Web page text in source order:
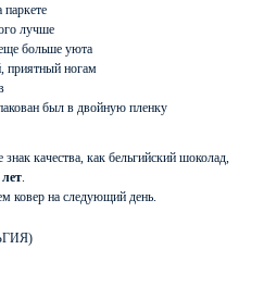
паркете
лучше
больше уюта
приятный ногам
был в двойную пленку
качества, как бельгийский шоколад,
.
ковер на следующий день.